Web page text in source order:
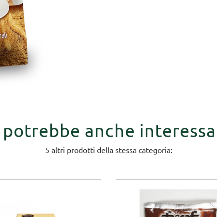
potrebbe anche
5 altri prodotti della stessa categoria: